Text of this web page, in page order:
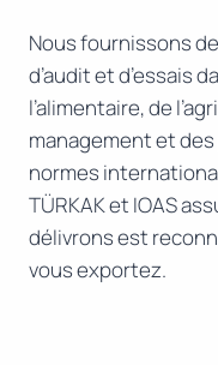
Nous fournissons
d’audit et d’essais
l’alimentaire, de
management et
normes
TÜRKAK et IOAS
délivrons est
vous exportez.